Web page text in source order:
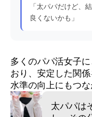
「太パパだけど、
良くないかも」
多くのパパ活女子
おり、安定した関
水準の向上にもつな
太パパは